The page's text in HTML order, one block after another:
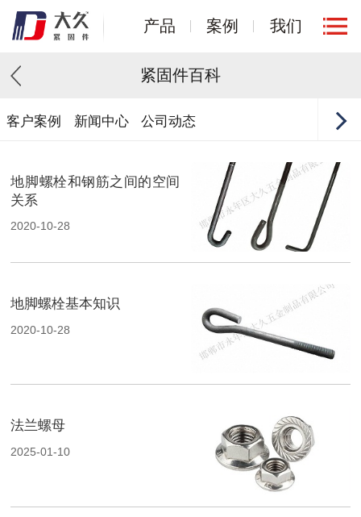
产品 案例 我们
紧固件百科
客户案例 新闻中心 公司动态
地脚螺栓和钢筋之间的空间
关系
2020-10-28
地脚螺栓基本知识
2020-10-28
法兰螺母
2025-01-10